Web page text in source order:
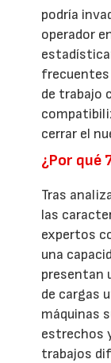
podría
operador
frecuentes
de trabajo
cerrar el
¿Por qué
Tras
las
expertos
una
presentan
de cargas
máquinas
estrechos
trabajos